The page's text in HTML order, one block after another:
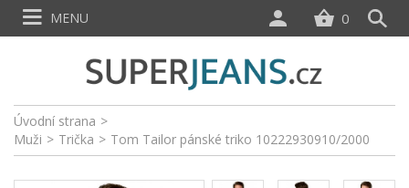
Úvodní strana >
Muži > Trička > Tom Tailor pánské triko 10222930910/2000
0
MENU